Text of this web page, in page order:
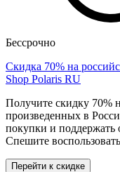
Бессрочно
Скидка 70% на
Shop Polaris RU
Получите скидку 70%
произведенных в
покупки и поддержать
Спешите
Перейти к скидке